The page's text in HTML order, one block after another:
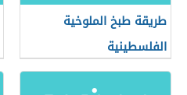
طريقة طبخ الملوخية
الفلسطينية